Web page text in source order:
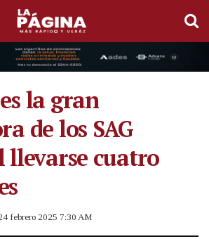
la gran
de los SAG
llevarse cuatro
febrero 2025 7:30 AM